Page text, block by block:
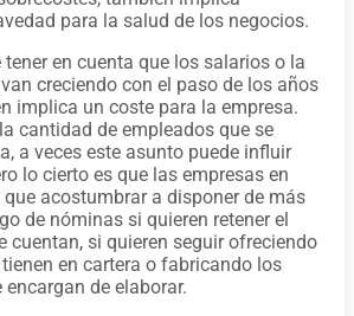
para la salud de los negocios.
tener en cuenta que los salarios o la
creciendo con el paso de los años
implica un coste para la empresa.
cantidad de empleados que se
a veces este asunto puede influir
lo cierto es que las empresas en
que acostumbrar a disponer de más
de nóminas si quieren retener el
cuentan, si quieren seguir ofreciendo
en cartera o fabricando los
de elaborar.